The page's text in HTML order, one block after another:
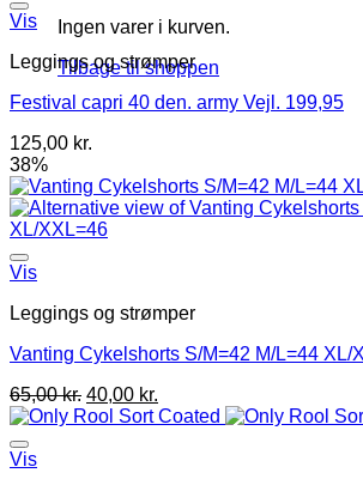
Ingen varer i kurven.
Tilbage til shoppen
Vis
Leggings og strømper
Festival capri 40 den. army Vejl. 199,95
125,00 kr.
38%
Vis
Leggings og strømper
Vanting Cykelshorts S/M=42 M/L=44 XL/
65,00kr. 40,00 kr.
Vis